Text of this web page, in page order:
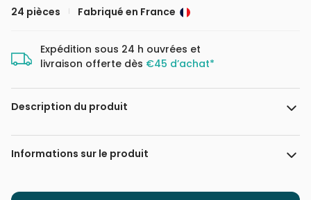
24 pièces Fabriqué en France
Expédition sous 24 h ouvrées et
livraison offerte dès €45 d’achat*
Description du produit
123RF - Stockgiu
Informations sur le produit
Marque Bluebird Puzzle